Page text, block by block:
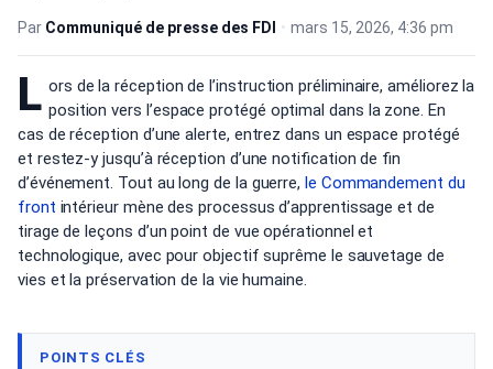
Par Communiqué de presse des FDI • mars 15, 2026, 4:36 pm
L ors de la réception de l’instruction préliminaire, améliorez la
position vers l’espace protégé optimal dans la zone. En
cas de réception d’une alerte, entrez dans un espace protégé
et restez-y jusqu’à réception d’une notification de fin
d’événement. Tout au long de la guerre,le Commandement du
front intérieur mène des processus d’apprentissage et de
tirage de leçons d’un point de vue opérationnel et
technologique, avec pour objectif suprême le sauvetage de
vies et la préservation de la vie humaine.
POINTS CLÉS